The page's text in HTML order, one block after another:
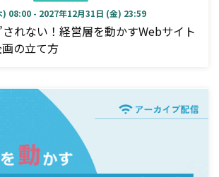
) 08:00 - 2027年12月31日 (金) 23:59
れない！経営層を動かすWebサイト
の立て方